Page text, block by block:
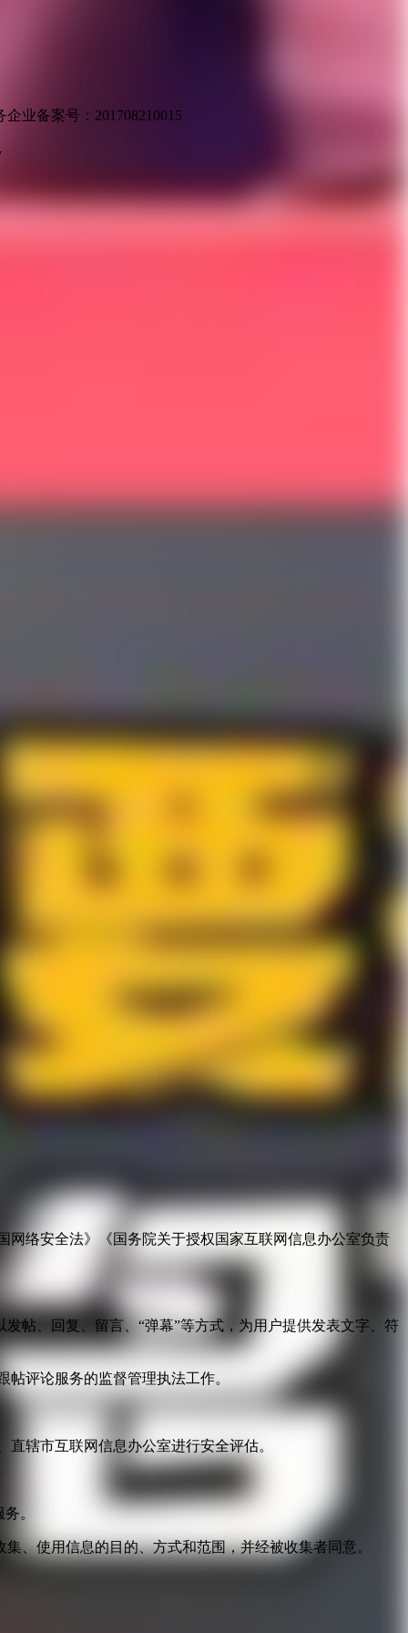
业备案号：201708210015
络安全法》《国务院关于授权国家互联网信息办公室负责
帖、回复、留言、“弹幕”等方式，为用户提供发表文字、符
评论服务的监督管理执法工作。
辖市互联网信息办公室进行安全评估。
。
、使用信息的目的、方式和范围，并经被收集者同意。